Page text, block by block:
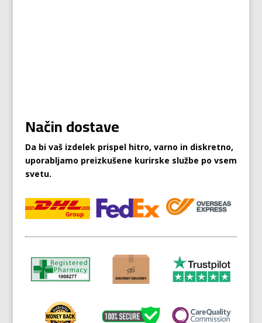
Način dostave
Da bi vaš izdelek prispel hitro, varno in diskretno,
uporabljamo preizkušene kurirske službe po vsem
svetu.